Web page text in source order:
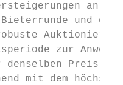
an
und
zur
denselben Preis.
mit dem